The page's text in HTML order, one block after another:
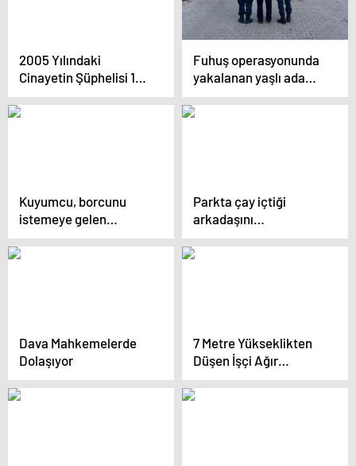
2005 Yılındaki
Cinayetin Şüphelisi 19
Yıl Sonra Yakalandı
Fuhuş operasyonunda
yakalanan yaşlı adam,
hapsi boyladı
Kuyumcu, borcunu
istemeye gelen
müşterisini vurdu: O
anlar kamerada
Parkta çay içtiği
arkadaşını
bıçaklayarak öldürdü
Dava Mahkemelerde
Dolaşıyor
7 Metre Yükseklikten
Düşen İşçi Ağır
Yaralandı